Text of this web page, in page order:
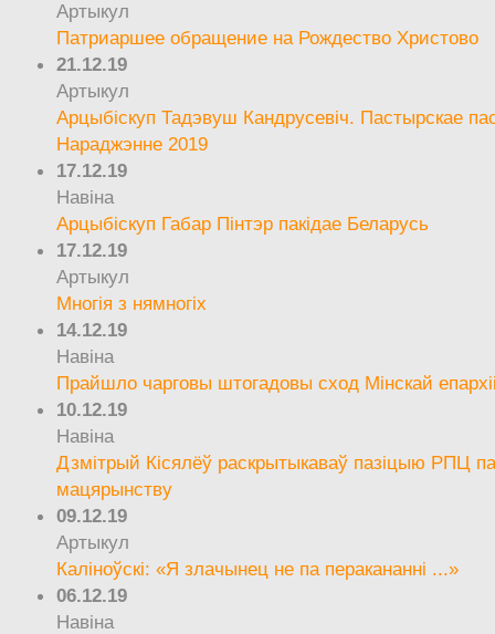
Артыкул
Патриаршее обращение на Рождество Христово
21.12.19
Артыкул
Арцыбіскуп Тадэвуш Кандрусевіч. Пастырскае
Нараджэнне 2019
17.12.19
Навіна
Арцыбіскуп Габар Пінтэр пакідае Беларусь
17.12.19
Артыкул
Многія з нямногіх
14.12.19
Навіна
Прайшло чарговы штогадовы сход Мінскай
10.12.19
Навіна
Дзмітрый Кісялёў раскрытыкаваў пазіцыю РПЦ
мацярынству
09.12.19
Артыкул
Каліноўскі: «Я злачынец не па перакананні ...»
06.12.19
Навіна